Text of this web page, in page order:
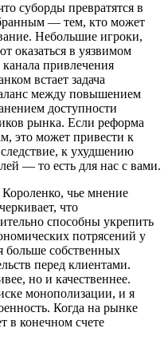
суборды превратятся в
— тем, кто может
Небольшие игроки,
оказаться в уязвимом
привлечения
встает задача
между повышением
доступности
рынка. Если реформа
это может привести к
к ухудшению
— то есть для нас с вами.
чье мнение
что
способны укрепить
потрясений у
больше собственных
перед клиентами.
но и качественнее.
монополизации, и я
Когда на рынке
в конечном счете